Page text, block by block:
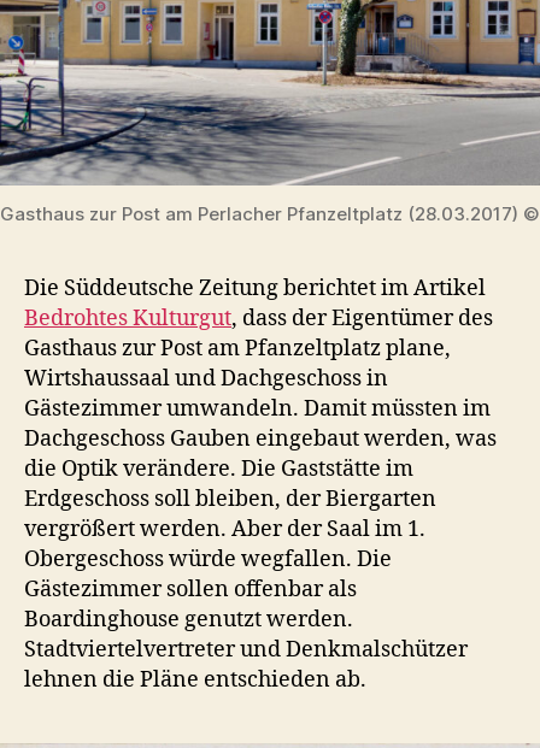
Gasthaus zur Post am Perlacher Pfanzeltplatz (28.03.2017)
Die Süddeutsche Zeitung berichtet im Artikel
Bedrohtes Kulturgut, dass der Eigentümer des
Gasthaus zur Post am Pfanzeltplatz plane,
Wirtshaussaal und Dachgeschoss in
Gästezimmer umwandeln. Damit müssten im
Dachgeschoss Gauben eingebaut werden, was
die Optik verändere. Die Gaststätte im
Erdgeschoss soll bleiben, der Biergarten
vergrößert werden. Aber der Saal im 1.
Obergeschoss würde wegfallen. Die
Gästezimmer sollen offenbar als
Boardinghouse genutzt werden.
Stadtviertelvertreter und Denkmalschützer
lehnen die Pläne entschieden ab.